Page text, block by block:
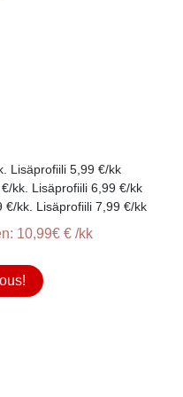
Lisäprofiili 5,99 €/kk
kk. Lisäprofiili 6,99 €/kk
€/kk. Lisäprofiili 7,99 €/kk
10,99€ € /kk